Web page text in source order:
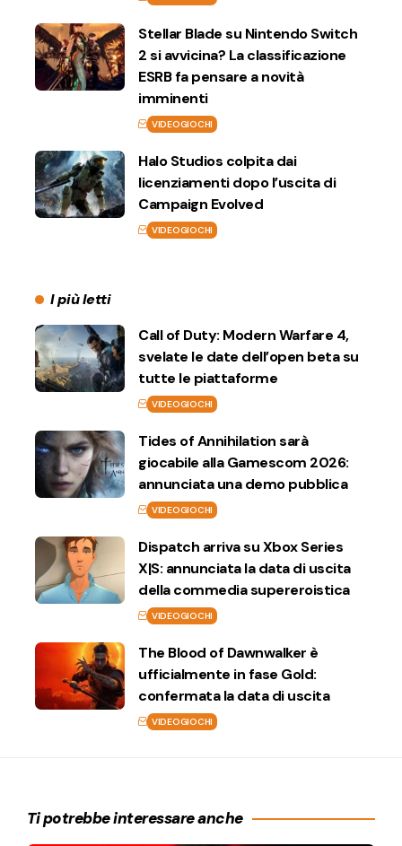
Stellar Blade su Nintendo Switch
2 si avvicina? La classificazione
ESRB fa pensare a novità
imminenti
VIDEOGIOCHI
Halo Studios colpita dai
licenziamenti dopo l’uscita di
Campaign Evolved
VIDEOGIOCHI
I più letti
Call of Duty: Modern Warfare 4,
svelate le date dell’open beta su
tutte le piattaforme
VIDEOGIOCHI
Tides of Annihilation sarà
giocabile alla Gamescom 2026:
annunciata una demo pubblica
VIDEOGIOCHI
Dispatch arriva su Xbox Series
X|S: annunciata la data di uscita
della commedia supereroistica
VIDEOGIOCHI
The Blood of Dawnwalker è
ufficialmente in fase Gold:
confermata la data di uscita
VIDEOGIOCHI
Ti potrebbe interessare anche